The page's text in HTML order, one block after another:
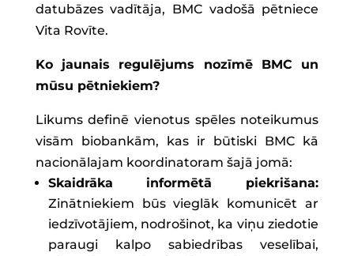
datubāzes vadītāja, BMC vadošā pētniece
Vita Rovīte.
Ko jaunais regulējums nozīmē BMC un
mūsu pētniekiem?
Likums definē vienotus spēles noteikumus
visām biobankām, kas ir būtiski BMC kā
nacionālajam koordinatoram šajā jomā:
Skaidrāka informētā piekrišana:
Zinātniekiem būs vieglāk komunicēt ar
iedzīvotājiem, nodrošinot, ka viņu ziedotie
paraugi kalpo sabiedrības veselībai,